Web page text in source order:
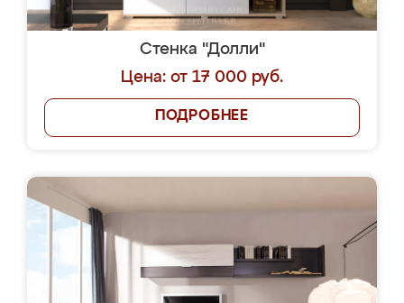
Стенка "Долли"
Цена: от 17 000 руб.
ПОДРОБНЕЕ